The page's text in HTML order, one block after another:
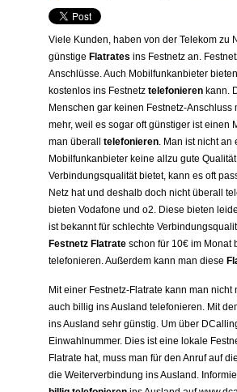
Viele Kunden, haben von der Telekom zu
günstige Flatrates ins Festnetz an.
Anschlüsse. Auch Mobilfunkanbieter
kostenlos ins Festnetz telefonieren kann.
Menschen gar keinen Festnetz-
mehr, weil es sogar oft günstiger ist einen
man überall
telefonieren. Man ist nicht an
Mobilfunkanbieter keine allzu gute
Verbindungsqualität bietet, kann es oft
Netz hat und deshalb doch nicht überall
bieten Vodafone und o2. Diese bieten
ist bekannt für schlechte
Festnetz Flatrate schon für 10€ im Monat
telefonieren. Außerdem kann man diese
Mit einer Festnetz-Flatrate kann man nicht
auch billig ins Ausland telefonieren. Mit
ins Ausland sehr günstig. Um über
Einwahlnummer. Dies ist eine lokale
Flatrate hat, muss man für den Anruf auf
die Weiterverbindung ins Ausland.